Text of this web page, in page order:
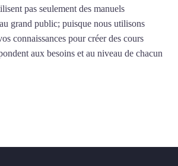
pas seulement des manuels
grand public; puisque nous utilisons
connaissances pour créer des cours
aux besoins et au niveau de chacun